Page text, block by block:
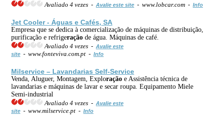
Avaliado 4 vezes - Avalie este site - www.lobcar.com - Info
Jet Cooler - Águas e Cafés, SA
Empresa que se dedica à comercialização de máquinas de distribuição,
purificação e refrigeração de água. Máquinas de café.
Avaliado 4 vezes - Avalie este
site - www.fonteviva.com.pt - Info
Milservice – Lavandarias Self-Service
Venda, Aluguer, Montagem, Exploração e Assistência técnica de
lavandarias e máquinas de lavar e secar roupa. Equipamento Miele
Semi-industrial
Avaliado 4 vezes - Avalie este
site - www.milservice.pt - Info